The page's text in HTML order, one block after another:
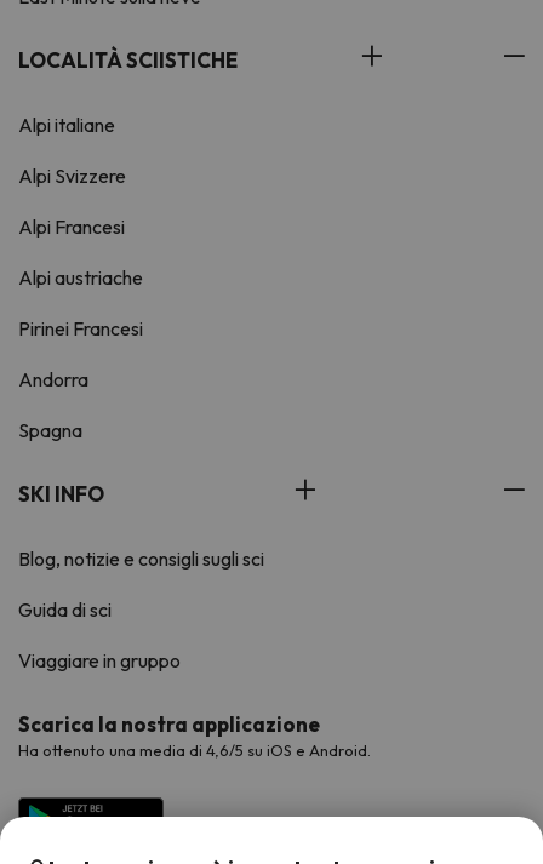
LOCALITÀ SCIISTICHE
Alpi italiane
Alpi Svizzere
Alpi Francesi
Alpi austriache
Pirinei Francesi
Andorra
Spagna
SKI INFO
Blog, notizie e consigli sugli sci
Guida di sci
Viaggiare in gruppo
Scarica la nostra applicazione
Ha ottenuto una media di 4,6/5 su iOS e Android.